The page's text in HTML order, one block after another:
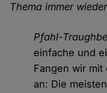
Thema immer
Pfahl-
einfache und
Fangen wir mit
an: Die